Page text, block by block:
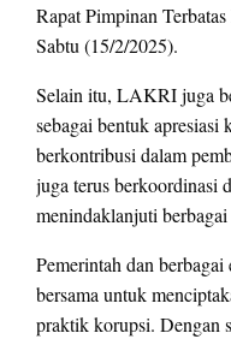
Rapat Pimpinan
Sabtu (15/2/2025).
Selain itu, LAKRI juga
sebagai bentuk
berkontribusi dalam
juga terus berkoordinasi
menindaklanjuti
Pemerintah dan
bersama untuk
praktik korupsi. Dengan